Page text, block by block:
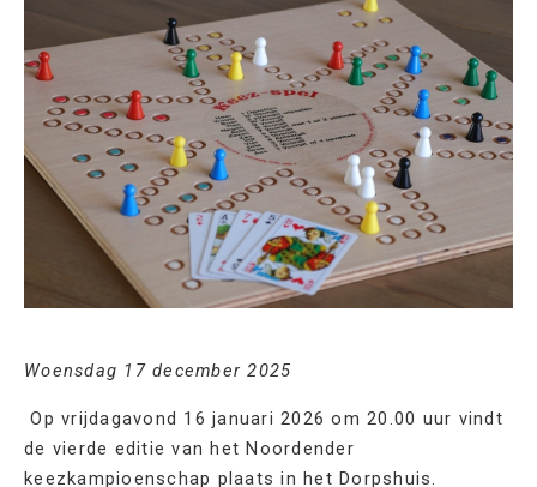
Woensdag 17 december 2025
Op vrijdagavond 16 januari 2026 om 20.00 uur vindt
de vierde editie van het Noordender
keezkampioenschap plaats in het Dorpshuis.